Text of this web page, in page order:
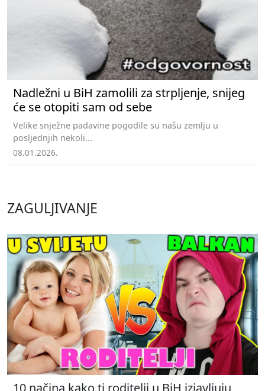
Nadležni u BiH zamolili za strpljenje, snijeg
će se otopiti sam od sebe
Velike snježne padavine pogodile su našu zemlju u
posljednjih nekoli...
08.01.2026.
ZAGULJIVANJE